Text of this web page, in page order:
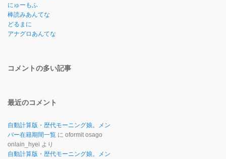
にゅーもふ
棒読みあんてな
どるまに
アナグロあんてな
コメントの多い記事
最近のコメント
自動計算版・歴代モーニング娘。メン
バー在籍期間一覧 に oformit osago
onlain_hyei より
自動計算版・歴代モーニング娘。メン